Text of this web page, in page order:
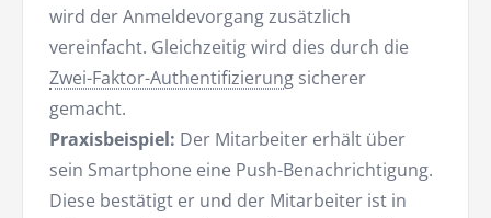
wird der Anmeldevorgang zusätzlich
vereinfacht. Gleichzeitig wird dies durch die
Zwei-Faktor-Authentifizierung sicherer
gemacht.
Praxisbeispiel: Der Mitarbeiter erhält über
sein Smartphone eine Push-Benachrichtigung.
Diese bestätigt er und der Mitarbeiter ist in